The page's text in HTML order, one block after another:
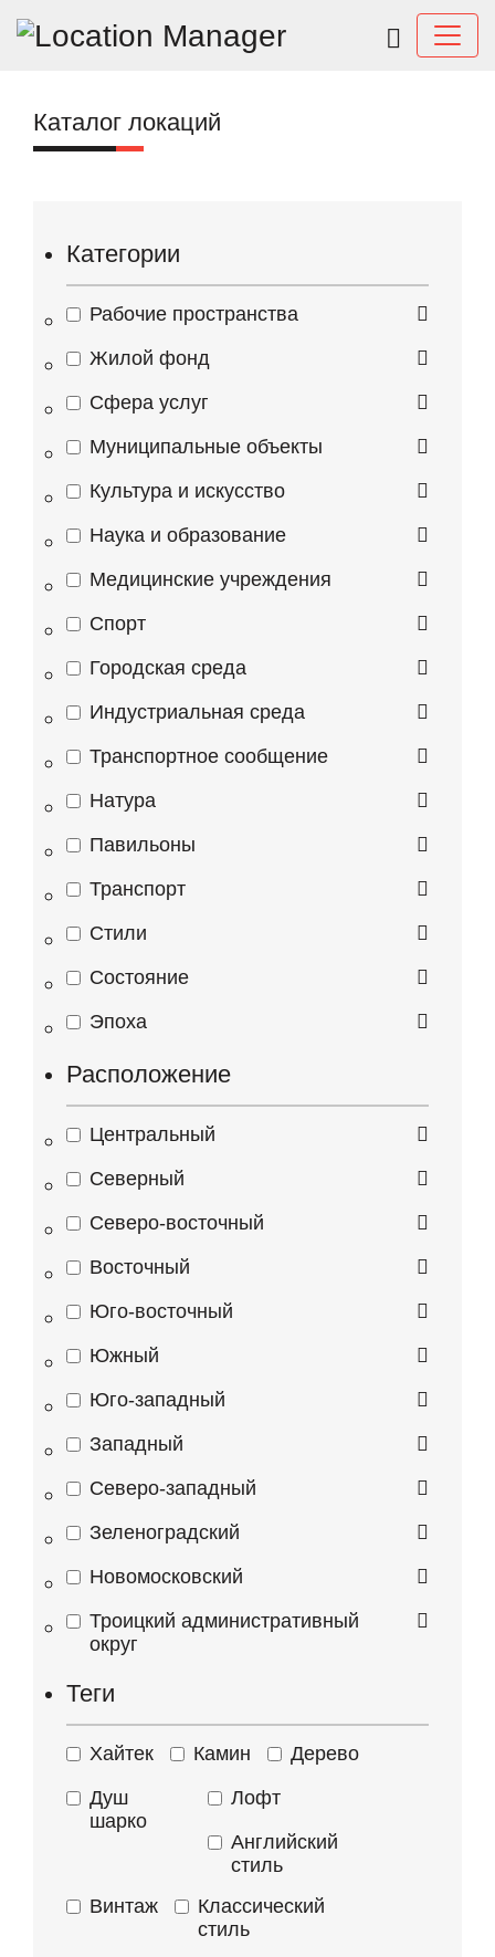
Каталог локаций
Категории
Рабочие пространства
Жилой фонд
Сфера услуг
Муниципальные объекты
Культура и искусство
Наука и образование
Медицинские учреждения
Спорт
Городская среда
Индустриальная среда
Транспортное сообщение
Натура
Павильоны
Транспорт
Стили
Состояние
Эпоха
Расположение
Центральный
Северный
Северо-восточный
Восточный
Юго-восточный
Южный
Юго-западный
Западный
Северо-западный
Зеленоградский
Новомосковский
Троицкий административный
округ
Теги
Хайтек Камин
Дерево
Душ
шарко
Лофт
Английский
стиль
Винтаж
Классический
стиль